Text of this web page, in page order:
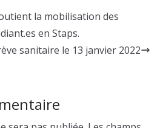
la mobilisation des
en Staps.
sanitaire le 13 janvier 2022